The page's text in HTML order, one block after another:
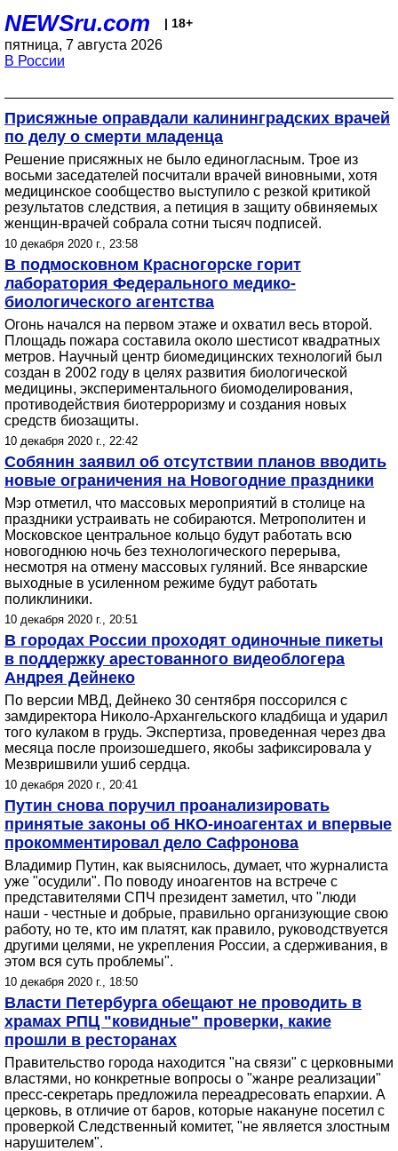
NEWSru.com | 18+
пятница, 7 августа 2026
В России
Присяжные оправдали калининградских врачей
по делу о смерти младенца
Решение присяжных не было единогласным. Трое из
восьми заседателей посчитали врачей виновными, хотя
медицинское сообщество выступило с резкой критикой
результатов следствия, а петиция в защиту обвиняемых
женщин-врачей собрала сотни тысяч подписей.
10 декабря 2020 г., 23:58
В подмосковном Красногорске горит
лаборатория Федерального медико-
биологического агентства
Огонь начался на первом этаже и охватил весь второй.
Площадь пожара составила около шестисот квадратных
метров. Научный центр биомедицинских технологий был
создан в 2002 году в целях развития биологической
медицины, экспериментального биомоделирования,
противодействия биотерроризму и создания новых
средств биозащиты.
10 декабря 2020 г., 22:42
Собянин заявил об отсутствии планов вводить
новые ограничения на Новогодние праздники
Мэр отметил, что массовых мероприятий в столице на
праздники устраивать не собираются. Метрополитен и
Московское центральное кольцо будут работать всю
новогоднюю ночь без технологического перерыва,
несмотря на отмену массовых гуляний. Все январские
выходные в усиленном режиме будут работать
поликлиники.
10 декабря 2020 г., 20:51
В городах России проходят одиночные пикеты
в поддержку арестованного видеоблогера
Андрея Дейнеко
По версии МВД, Дейнеко 30 сентября поссорился с
замдиректора Николо-Архангельского кладбища и ударил
того кулаком в грудь. Экспертиза, проведенная через два
месяца после произошедшего, якобы зафиксировала у
Мезвришвили ушиб сердца.
10 декабря 2020 г., 20:41
Путин снова поручил проанализировать
принятые законы об НКО-иноагентах и впервые
прокомментировал дело Сафронова
Владимир Путин, как выяснилось, думает, что журналиста
уже "осудили". По поводу иноагентов на встрече с
представителями СПЧ президент заметил, что "люди
наши - честные и добрые, правильно организующие свою
работу, но те, кто им платят, как правило, руководствуется
другими целями, не укрепления России, а сдерживания, в
этом вся суть проблемы".
10 декабря 2020 г., 18:50
Власти Петербурга обещают не проводить в
храмах РПЦ "ковидные" проверки, какие
прошли в ресторанах
Правительство города находится "на связи" с церковными
властями, но конкретные вопросы о "жанре реализации"
пресс-секретарь предложила переадресовать епархии. А
церковь, в отличие от баров, которые накануне посетил с
проверкой Следственный комитет, "не является злостным
нарушителем".